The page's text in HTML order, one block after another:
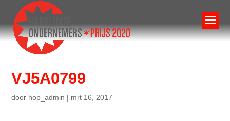
VJ5A0799
door hop_admin | mrt 16, 2017